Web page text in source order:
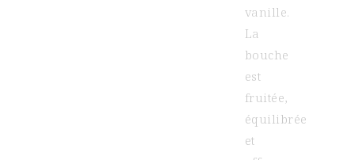
vanille.
La
bouche
est
fruitée,
équilibrée
et